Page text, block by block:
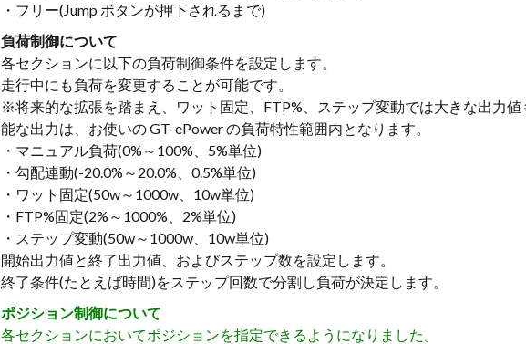
・フリー(Jump ボタンが押下されるまで)
負荷制御について
各セクションに以下の負荷制御条件を設定します。
走行中にも負荷を変更することが可能です。
※将来的な拡張を踏まえ、ワット固定、FTP%、ステップ変動では大きな出力
能な出力は、お使いの GT-ePower の負荷特性範囲内となります。
・マニュアル負荷(0%～100%、5%単位)
・勾配連動(-20.0%～20.0%、0.5%単位)
・ワット固定(50w～1000w、10w単位)
・FTP%固定(2%～1000%、2%単位)
・ステップ変動(50w～1000w、10w単位)
開始出力値と終了出力値、およびステップ数を設定します。
終了条件(たとえば時間)をステップ回数で分割し負荷が決定します。
ポジション制御について
各セクションにおいてポジションを指定できるようになりました。